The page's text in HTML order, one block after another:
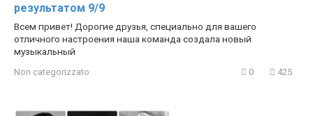
результатом 9/9
Всем привет! Дорогие друзья, специально для вашего
отличного настроения наша команда создала новый
музыкальный
Non categorizzato 0 425